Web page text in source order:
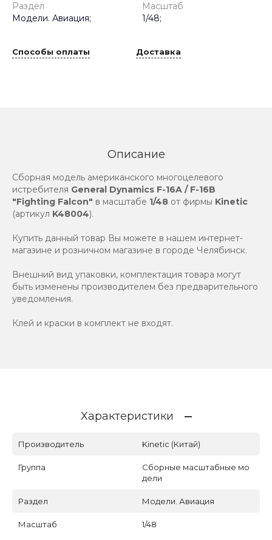
Раздел
Модели. Авиация;
Масштаб
1/48;
Способы оплаты Доставка
Описание
Сборная модель американского многоцелевого
истребителя General Dynamics F-16A / F-16B
"Fighting Falcon" в масштабе 1/48 от фирмы Kinetic
(артикул K48004).
Купить данный товар Вы можете в нашем интернет-
магазине и розничном магазине в городе Челябинск.
Внешний вид упаковки, комплектация товара могут
быть изменены производителем без предварительного
уведомления.
Клей и краски в комплект не входят.
Характеристики
Производитель Kinetic (Китай)
Группа
Сборные масштабные мо
дели
Раздел Модели. Авиация
Масштаб 1/48